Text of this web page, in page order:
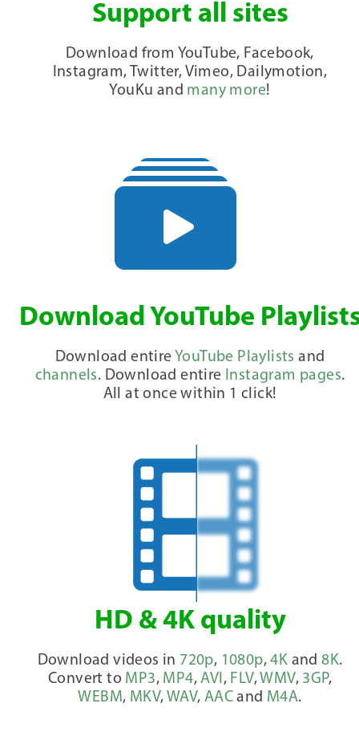
Support all sites
Download from YouTube, Facebook,
Instagram, Twitter, Vimeo, Dailymotion,
YouKu and many more!
Download YouTube
Download entire YouTube Playlists and
channels. Download entire Instagram pages.
All at once within 1 click!
HD & 4K quality
Download videos in 720p, 1080p,4K and8K.
Convert to MP3, MP4,AVI, FLV, WMV, 3GP,
WEBM, MKV, WAV, AAC and M4A.